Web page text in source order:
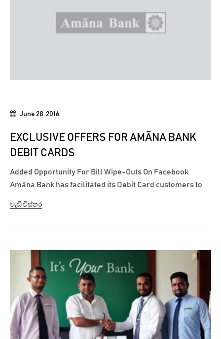
June 28, 2016
EXCLUSIVE OFFERS FOR AMÃNA BANK
DEBIT CARDS
Added Opportunity For Bill Wipe-Outs On Facebook
Amãna Bank has facilitated its Debit Card customers to
months of June and July at over 40 Merchants.
වැඩි විස්තර